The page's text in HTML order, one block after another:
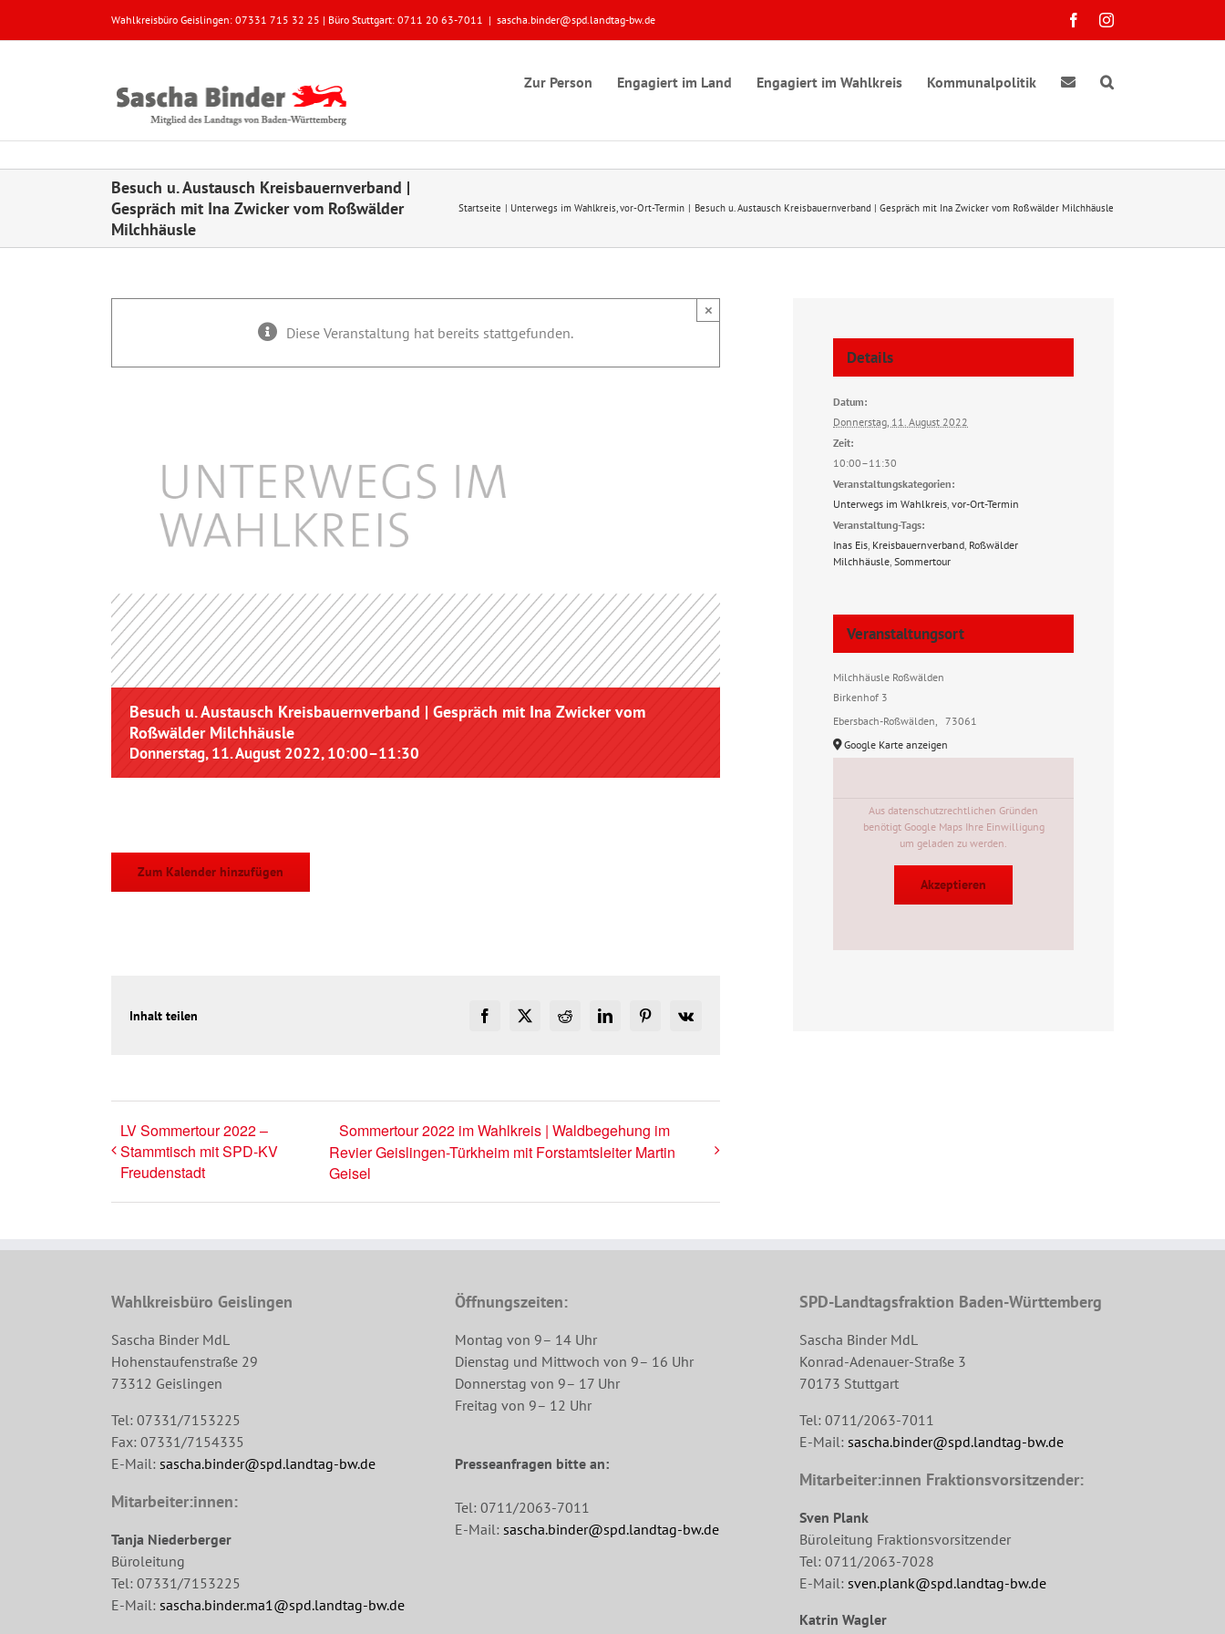
Wahlkreisbüro Geislingen: 07331 715 32 25 | Büro Stuttgart: 0711 20 63-7011 | sascha.binder@spd.landtag-bw.de FacebookInstagram
Zur Person Engagiert im Land Engagiert im Wahlkreis Kommunalpolitik
Besuch u. Austausch Kreisbauernverband |
Gespräch mit Ina Zwicker vom Roßwälder
Milchhäusle
Startseite Unterwegs im Wahlkreis vor-Ort-Termin Besuch u. Austausch Kreisbauernverband | Gespräch mit Ina Zwicker vom Roßwälder Milchhäusle
Diese Veranstaltung hat bereits stattgefunden.
×
Besuch u. Austausch Kreisbauernverband | Gespräch mit Ina Zwicker vom
Roßwälder Milchhäusle
Donnerstag, 11. August 2022, 10:00–11:30
Zum Kalender hinzufügen
Inhalt teilen Facebook
X RedditLinkedInPinterest
Vk
LV Sommertour 2022 –
Stammtisch mit SPD-KV
Freudenstadt
Sommertour 2022 im Wahlkreis | Waldbegehung im
Revier Geislingen-Türkheim mit Forstamtsleiter Martin
Geisel
Details
Datum:
Donnerstag, 11. August 2022
Zeit:
10:00–11:30
Veranstaltungskategorien:
Unterwegs im Wahlkreis vor-Ort-Termin
Veranstaltung-Tags:
Inas Eis Kreisbauernverband Roßwälder
Milchhäusle Sommertour
Veranstaltungsort
Milchhäusle Roßwälden
Birkenhof 3
Ebersbach-Roßwälden
73061
Google Karte anzeigen
Aus datenschutzrechtlichen Gründen
benötigt Google Maps Ihre Einwilligung
um geladen zu werden.
Akzeptieren
Wahlkreisbüro Geislingen
Sascha Binder MdL
Hohenstaufenstraße 29
73312 Geislingen
Tel: 07331/7153225
Fax: 07331/7154335
E-Mail: sascha.binder@spd.landtag-bw.de
Mitarbeiter:innen:
Tanja Niederberger
Büroleitung
Tel: 07331/7153225
E-Mail: sascha.binder.ma1@spd.landtag-bw.de
Öffnungszeiten:
Montag von 9– 14 Uhr
Dienstag und Mittwoch von 9– 16 Uhr
Donnerstag von 9– 17 Uhr
Freitag von 9– 12 Uhr
Presseanfragen bitte an:
Tel: 0711/2063-7011
E-Mail: sascha.binder@spd.landtag-bw.de
SPD-Landtagsfraktion Baden-Württemberg
Sascha Binder MdL
Konrad-Adenauer-Straße 3
70173 Stuttgart
Tel: 0711/2063-7011
E-Mail: sascha.binder@spd.landtag-bw.de
Mitarbeiter:innen Fraktionsvorsitzender:
Sven Plank
Büroleitung Fraktionsvorsitzender
Tel: 0711/2063-7028
E-Mail: sven.plank@spd.landtag-bw.de
Katrin Wagler